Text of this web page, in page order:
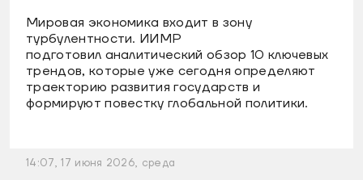
Мировая экономика входит в зону
турбулентности. ИИМР
подготовил аналитический обзор 10 ключевых
трендов, которые уже сегодня определяют
траекторию развития государств и
формируют повестку глобальной политики.
14:07, 17 июня 2026, среда